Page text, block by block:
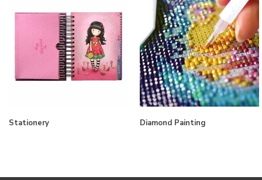
Stationery Diamond Painting